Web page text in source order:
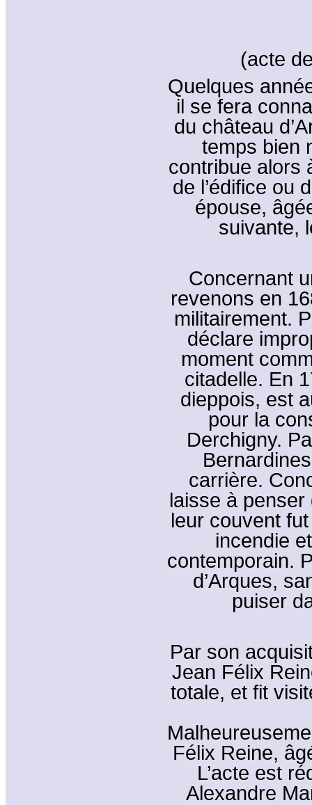
(acte
Quelques
il se fera
du château
temps bien
contribue alors
de l’édifice ou
épouse,
suivante,
Concernant
revenons en
militairement.
déclare
moment
citadelle. En
dieppois, est
pour la
Derchigny.
carrière.
laisse à penser
leur couvent
incendie
contemporain.
d’Arques,
puiser
Par son
Jean Félix
totale, et fit
Félix Reine,
L’acte est
Alexandre